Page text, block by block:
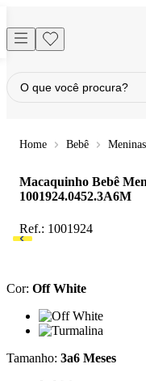
Bebê Meninas
Macaquinho Bebê
1001924.0452.3A6M
Ref.: 1001924
Cor: Off White
Cor: Off White
Cor: Turmalina
Tamanho: 3a6 Meses